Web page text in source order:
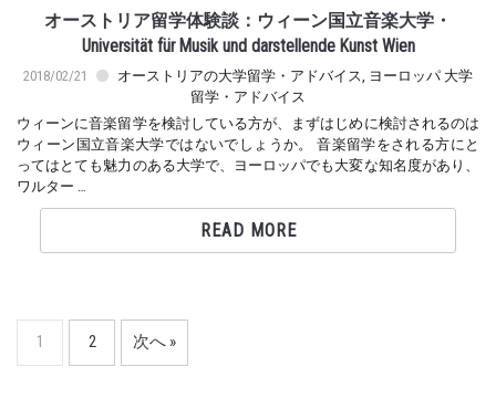
オーストリア留学体験談：ウィーン国立音楽大学・
Universität für Musik und darstellende Kunst Wien
2018/02/21 オーストリアの大学留学・アドバイス
ヨーロッパ 大学
留学・アドバイス
ウィーンに音楽留学を検討している方が、まずはじめに検討されるのは
ウィーン国立音楽大学ではないでしょうか。 音楽留学をされる方にと
ってはとても魅力のある大学で、ヨーロッパでも大変な知名度があり、
ワルター …
READ MORE
1 2 次へ »